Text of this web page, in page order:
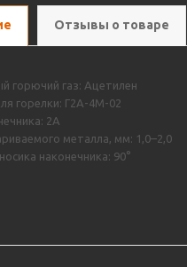
Отзывы о товаре
горючий газ: Ацетилен
горелки: Г2А-4М-02
2А
металла, мм: 1,0–2,0
наконечника: 90°